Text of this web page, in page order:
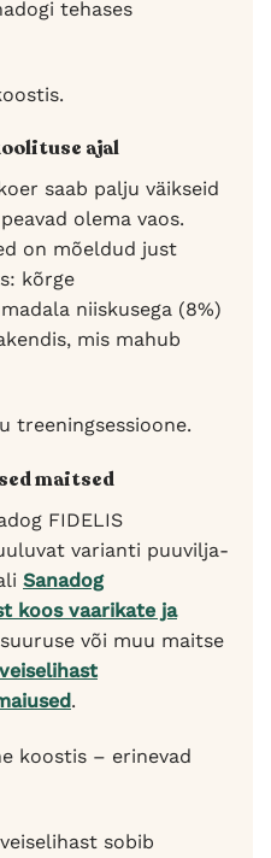
tehases
ajal
saab palju väikseid
olema vaos.
on mõeldud just
kõrge
niiskusega (8%)
mis mahub
treeningsessioone.
maitsed
FIDELIS
varianti puuvilja-
Sanadog
koos vaarikate ja
või muu maitse
.
koostis – erinevad
sobib